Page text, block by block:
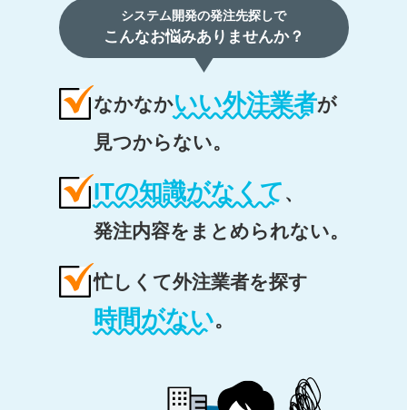
システム開発の発注先探しで
こんなお悩みありませんか？
なかなかいい外注業者が
見つからない。
ITの知識がなくて 、
発注内容をまとめられない。
忙しくて外注業者を探す
時間がない。